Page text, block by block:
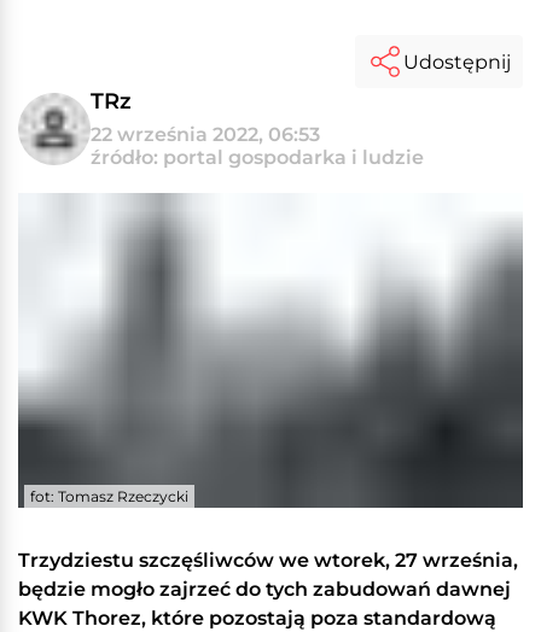
TRz
22 września 2022, 06:53
źródło: portal gospodarka i ludzie
Udostępnij
fot: Tomasz Rzeczycki
Trzydziestu szczęśliwców we wtorek, 27 września,
będzie mogło zajrzeć do tych zabudowań dawnej
KWK Thorez, które pozostają poza standardową